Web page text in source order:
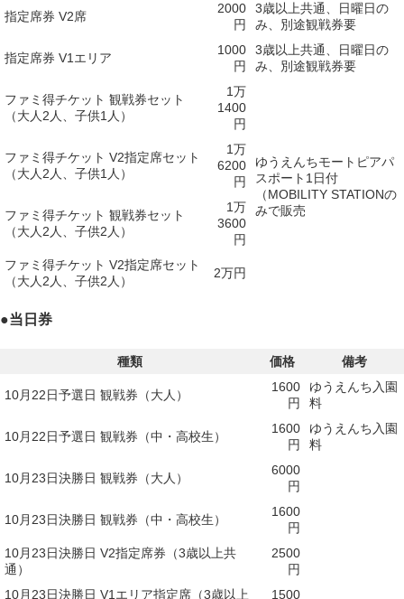
指定席券 V2席
2000
円
3歳以上共通、日曜日の
み、別途観戦券要
指定席券 V1エリア
1000
円
3歳以上共通、日曜日の
み、別途観戦券要
ファミ得チケット 観戦券セット
（大人2人、子供1人）
1万
1400
円
ゆうえんちモートピアパ
スポート1日付
（MOBILITY STATIONの
みで販売
ファミ得チケット V2指定席セット
（大人2人、子供1人）
1万
6200
円
ファミ得チケット 観戦券セット
（大人2人、子供2人）
1万
3600
円
ファミ得チケット V2指定席セット
（大人2人、子供2人）
2万円
●当日券
種類 価格 備考
10月22日予選日 観戦券（大人）
1600
円
ゆうえんち入園
料
10月22日予選日 観戦券（中・高校生）
1600
円
ゆうえんち入園
料
10月23日決勝日 観戦券（大人）
6000
円
10月23日決勝日 観戦券（中・高校生）
1600
円
10月23日決勝日 V2指定席券（3歳以上共
通）
2500
円
10月23日決勝日 V1エリア指定席（3歳以上
1500